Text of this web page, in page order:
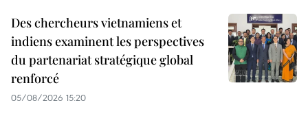
Des chercheurs vietnamiens et
indiens examinent les perspectives
du partenariat stratégique global
renforcé
05/08/2026 15:20